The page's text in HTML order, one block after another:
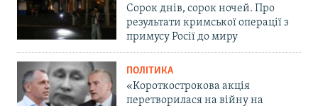
Сорок днів, сорок ночей. Про
результати кримської операції з
примусу Росії до миру
ПОЛІТИКА
«Короткострокова акція
перетворилася на війну на